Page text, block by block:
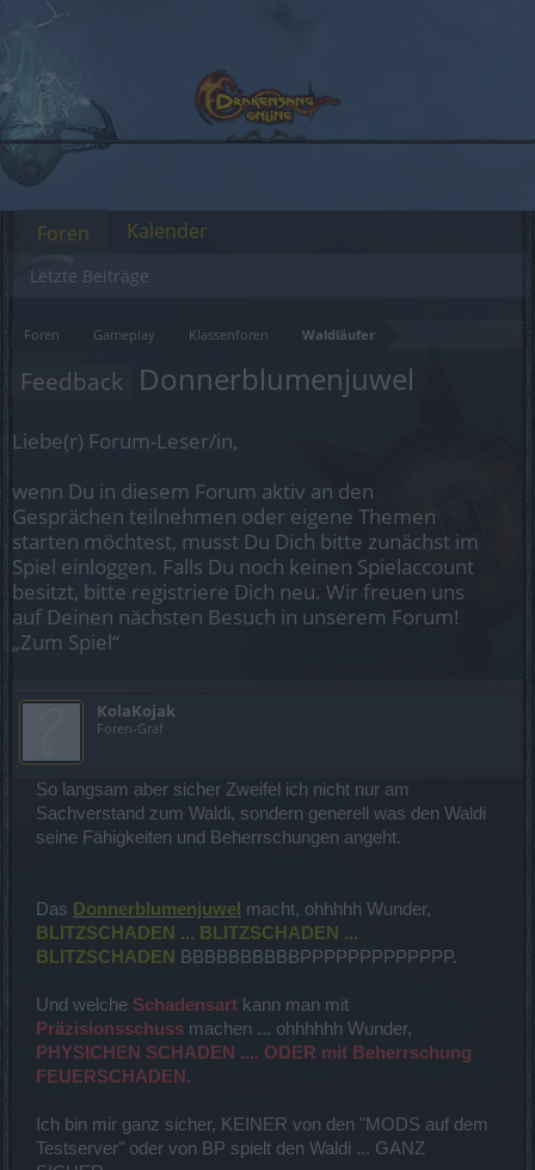
Foren Gameplay Klassenforen Waldläufer
Feedback Donnerblumenjuwel
Liebe(r) Forum-Leser/in,
wenn Du in diesem Forum aktiv an den
Gesprächen teilnehmen oder eigene Themen
starten möchtest, musst Du Dich bitte zunächst im
Spiel einloggen. Falls Du noch keinen Spielaccount
besitzt, bitte registriere Dich neu. Wir freuen uns
auf Deinen nächsten Besuch in unserem Forum!
„Zum Spiel“
KolaKojak
Foren-Graf
So langsam aber sicher Zweifel ich nicht nur am
Sachverstand zum Waldi, sondern generell was den Waldi
seine Fähigkeiten und Beherrschungen angeht.
Das Donnerblumenjuwel macht, ohhhhh Wunder,
BLITZSCHADEN ... BLITZSCHADEN ...
BLITZSCHADEN
BBBBBBBBBBPPPPPPPPPPPPP.
Und welche Schadensart kann man mit
Präzisionsschuss machen ... ohhhhhh Wunder,
PHYSICHEN SCHADEN .... ODER mit Beherrschung
FEUERSCHADEN .
Ich bin mir ganz sicher, KEINER von den "MODS auf dem
Testserver" oder von BP spielt den Waldi ... GANZ
Foren
Letzte Beiträge
Kalender